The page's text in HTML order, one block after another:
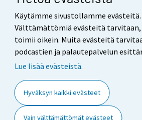
Käytämme sivustollamme evästeitä.
Välttämättömiä evästeitä
toimii oikein. Muita evästeitä
podcastien ja palautepalvelun
Lue lisää evästeistä.
Hyväksyn kaikki evästeet
Vain välttämättömät evästeet
Palaute
Käyttöehdot
Saavutettavuus
Tietoa sivustosta